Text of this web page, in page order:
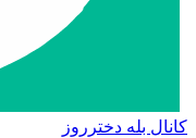
کانال بله دخترروز